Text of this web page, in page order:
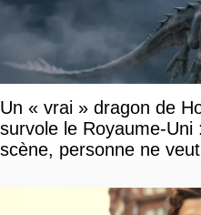
Un « vrai » dragon de
survole le Royaume-
scène, personne ne